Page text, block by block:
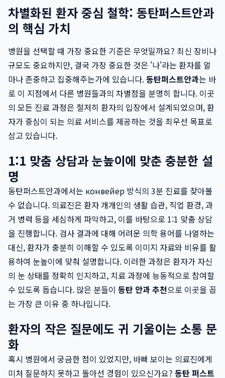
차별화된 환자 중심 철학: 동탄퍼스트안과
의 핵심 가치
병원을 선택할 때 가장 중요한 기준은 무엇일까요? 최신 장비나
규모도 중요하지만, 결국 가장 중요한 것은 '나'라는 환자를 얼
마나 존중하고 집중해주는가에 있습니다.동탄퍼스트안과는 바
로 이 지점에서 다른 병원들과의 차별점을 분명히 합니다. 이곳
의 모든 진료 과정은 철저히 환자의 입장에서 설계되었으며, 환
자가 중심이 되는 의료 서비스를 제공하는 것을 최우선 목표로
삼고 있습니다.
1:1 맞춤 상담과 눈높이에 맞춘 충분한 설
명
동탄퍼스트안과에서는 конвейер 방식의 3분 진료를 찾아볼
수 없습니다. 의료진은 환자 개개인의 생활 습관, 직업 환경, 과
거 병력 등을 세심하게 파악하고, 이를 바탕으로 1:1 맞춤 상담
을 진행합니다. 검사 결과에 대해 어려운 의학 용어를 나열하는
대신, 환자가 충분히 이해할 수 있도록 이미지 자료와 비유를 활
용하여 눈높이에 맞춰 설명합니다. 이러한 과정은 환자가 자신
의 눈 상태를 정확히 인지하고, 치료 과정에 능동적으로 참여할
수 있도록 돕습니다. 많은 분들이 동탄 안과 추천으로 이곳을 꼽
는 가장 큰 이유 중 하나입니다.
환자의 작은 질문에도 귀 기울이는 소통 문
화
혹시 병원에서 궁금한 점이 있었지만, 바빠 보이는 의료진에게
미처 질문하지 못하고 돌아선 경험이 있으신가요? 동탄 퍼스트